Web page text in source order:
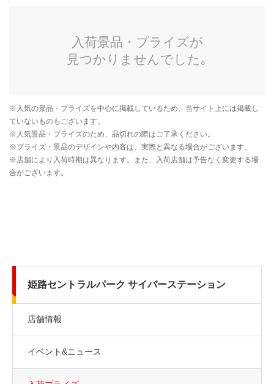
姫路セントラルパーク サイバーステーション
店舗情報
イベント&ニュース